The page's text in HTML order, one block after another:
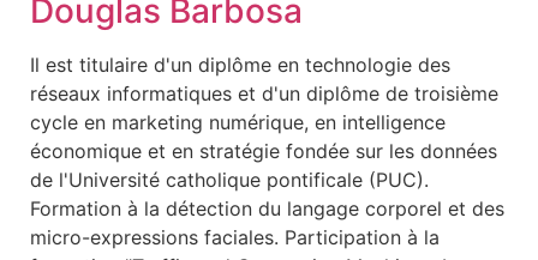
Douglas Barbosa
Il est titulaire d'un diplôme en technologie des
réseaux informatiques et d'un diplôme de troisième
cycle en marketing numérique, en intelligence
économique et en stratégie fondée sur les données
de l'Université catholique pontificale (PUC).
Formation à la détection du langage corporel et des
micro-expressions faciales. Participation à la